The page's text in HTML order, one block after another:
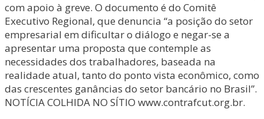
com apoio à greve. O documento é do Comitê
Executivo Regional, que denuncia “a posição do setor
empresarial em dificultar o diálogo e negar-se a
apresentar uma proposta que contemple as
necessidades dos trabalhadores, baseada na
realidade atual, tanto do ponto vista econômico, como
das crescentes ganâncias do setor bancário no Brasil”.
NOTÍCIA COLHIDA NO SÍTIO www.contrafcut.org.br.